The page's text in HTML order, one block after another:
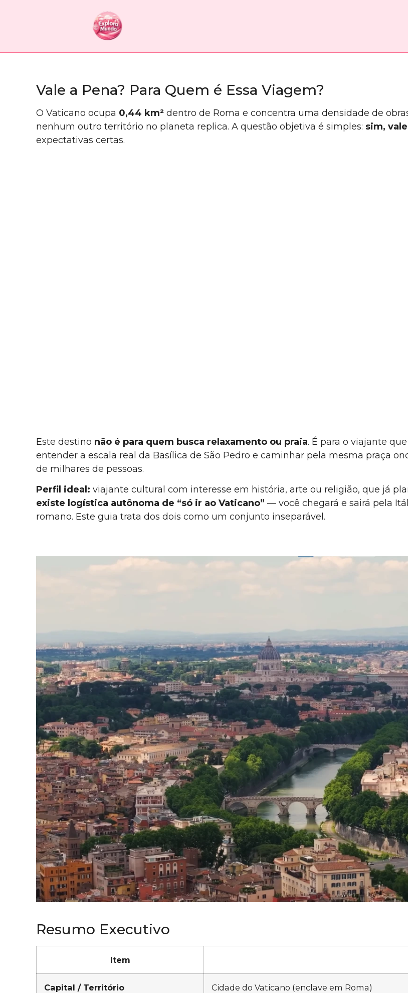
Vale a Pena? Para Quem é Essa Viagem?
O Vaticano ocupa 0,44 km² dentro de Roma e concentra uma densidade de
nenhum outro território no planeta replica. A questão objetiva é simples: sim,
expectativas certas.
Este destino não é para quem busca relaxamento ou praia. É para o viajante
entender a escala real da Basílica de São Pedro e caminhar pela mesma praça
de milhares de pessoas.
Perfil ideal: viajante cultural com interesse em história, arte ou religião, que já
existe logística autônoma de “só ir ao Vaticano” — você chegará e sairá pela
romano. Este guia trata dos dois como um conjunto inseparável.
Resumo Executivo
Item
Capital / Território Cidade do Vaticano (enclave em Roma)